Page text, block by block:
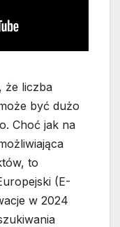
że liczba
być dużo
Choć jak na
to
(E-
w 2024